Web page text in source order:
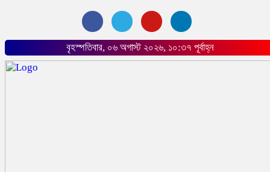
বৃহস্পতিবার, ০৬ অগাস্ট ২০২৬, ১০:৩৭ পূর্বাহ্ন